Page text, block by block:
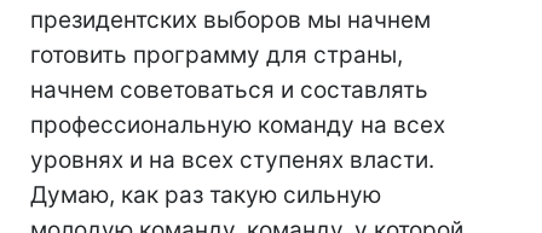
президентских выборов мы начнем
готовить программу для страны,
начнем советоваться и составлять
профессиональную команду на всех
уровнях и на всех ступенях власти.
Думаю, как раз такую сильную